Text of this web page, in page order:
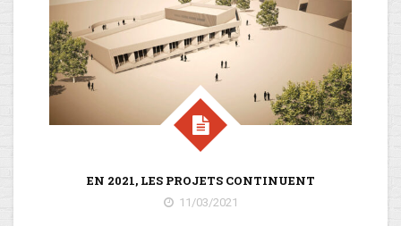
EN 2021, LES PROJETS CONTINUENT
11/03/2021